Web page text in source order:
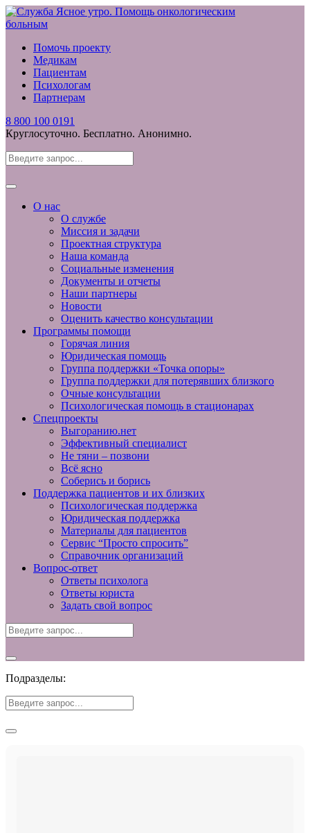
Помочь проекту
Медикам
Пациентам
Психологам
Партнерам
8 800 100 0191
Круглосуточно. Бесплатно. Анонимно.
О нас
О службе
Миссия и задачи
Проектная структура
Наша команда
Социальные изменения
Документы и отчеты
Наши партнеры
Новости
Оценить качество консультации
Программы помощи
Горячая линия
Юридическая помощь
Группа поддержки «Точка опоры»
Группа поддержки для потерявших близкого
Очные консультации
Психологическая помощь в стационарах
Спецпроекты
Выгоранию.нет
Эффективный специалист
Не тяни – позвони
Всё ясно
Соберись и борись
Поддержка пациентов и их близких
Психологическая поддержка
Юридическая поддержка
Материалы для пациентов
Сервис “Просто спросить”
Справочник организаций
Вопрос-ответ
Ответы психолога
Ответы юриста
Задать свой вопрос
Подразделы: